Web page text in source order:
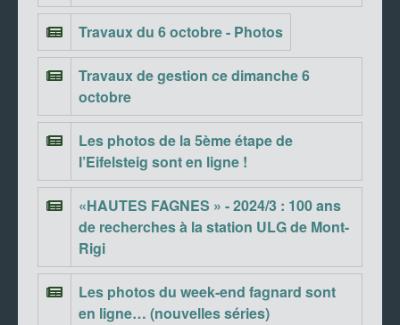
Travaux du 6 octobre - Photos
Travaux de gestion ce dimanche 6
octobre
Les photos de la 5ème étape de
l’Eifelsteig sont en ligne !
«HAUTES FAGNES » - 2024/3 : 100 ans
de recherches à la station ULG de Mont-
Rigi
Les photos du week-end fagnard sont
en ligne… (nouvelles séries)